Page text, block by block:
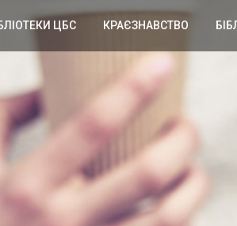
ЦБС КРАЄЗНАВСТВО